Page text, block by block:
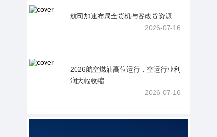
航司加速布局全货机与客改货资源
2026-07-16
2026航空燃油高位运行，空运行业利
润大幅收缩
2026-07-16